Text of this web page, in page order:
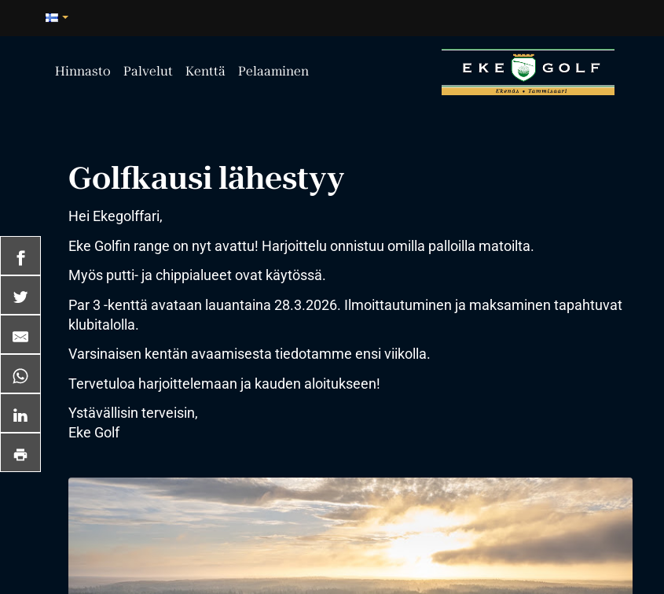
Hinnasto Palvelut Kenttä Pelaaminen
Golfkausi lähestyy
Hei Ekegolffari,
Eke Golfin range on nyt avattu! Harjoittelu onnistuu omilla palloilla matoilta.
Myös putti- ja chippialueet ovat käytössä.
Par 3 -kenttä avataan lauantaina 28.3.2026. Ilmoittautuminen ja maksaminen tapahtuvat
klubitalolla.
Varsinaisen kentän avaamisesta tiedotamme ensi viikolla.
Tervetuloa harjoittelemaan ja kauden aloitukseen!
Ystävällisin terveisin,
Eke Golf